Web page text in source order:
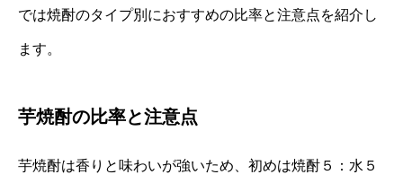
では焼酎のタイプ別におすすめの比率と注意点を紹介し
ます。
芋焼酎の比率と注意点
芋焼酎は香りと味わいが強いため、初めは焼酎５：水５